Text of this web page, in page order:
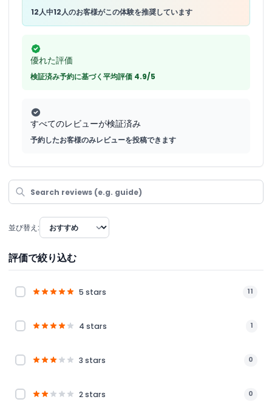
12人中12人のお客様がこの体験を推奨しています
優れた評価
検証済み予約に基づく平均評価 4.9/5
すべてのレビューが検証済み
予約したお客様のみレビューを投稿できます
並び替え:
評価で絞り込む
5 stars 11
4 stars 1
3 stars 0
2 stars 0